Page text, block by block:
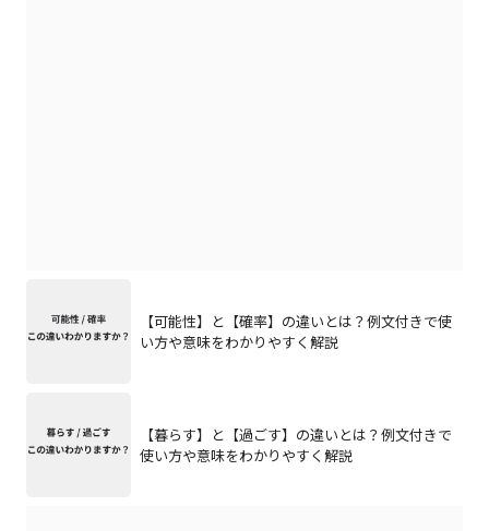
【可能性】と【確率】の違いとは？例文付きで使
い方や意味をわかりやすく解説
【暮らす】と【過ごす】の違いとは？例文付きで
使い方や意味をわかりやすく解説